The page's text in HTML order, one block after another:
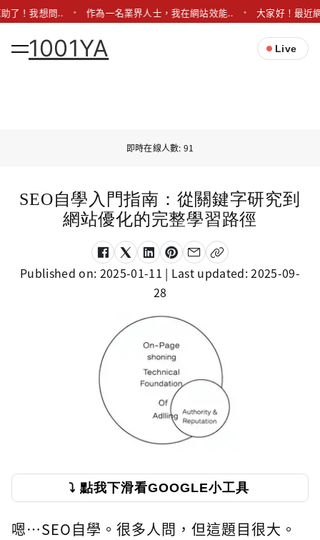
了！我想問.. 作為一名業界人士，我在網站效能.. 大家好！最近
1001YA Live
即時在線人數: 91
SEO自學入門指南：從關鍵字研究到
網站優化的完整學習路徑
Published on: 2025-01-11 | Last updated:2025-09-
28
⤵️ 點我下滑看GOOGLE小工具
嗯…SEO自學。很多人問，但這題目很大。